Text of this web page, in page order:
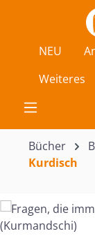
Zum
NEU
Weiteres
Bücher
Kurdisch
Bildergalerie